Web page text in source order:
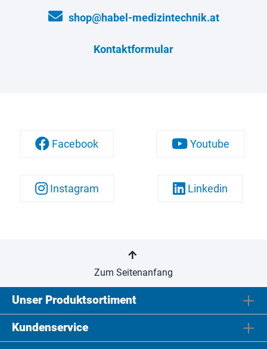
shop@habel-medizintechnik.at
Kontaktformular
Facebook Youtube
Instagram Linkedin
Zum Seitenanfang
Unser Produktsortiment
Kundenservice